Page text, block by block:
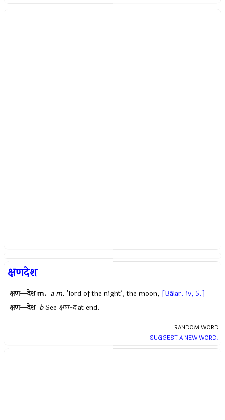
क्षणदेश
क्षण—देशm. a m. ‘lord of the night’, the moon, [Bālar. iv, 5.]
क्षण—देश bSee क्षण-दat end.
RANDOM WORD
SUGGEST A NEW WORD!